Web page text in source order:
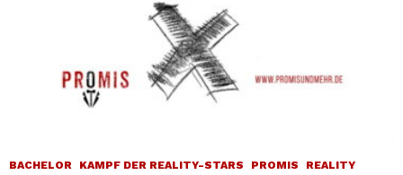
BACHELOR KAMPF DER REALITY-STARS PROMIS
REALITY